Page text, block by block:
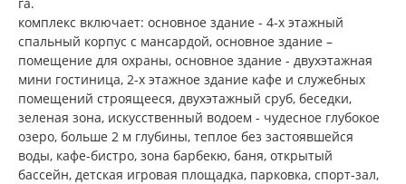
комплекс включает: основное здание - 4-х этажный
спальный корпус с мансардой, основное здание –
помещение для охраны, основное здание - двухэтажная
мини гостиница, 2-х этажное здание кафе и служебных
помещений строящееся, двухэтажный сруб, беседки,
зеленая зона, искусственный водоем - чудесное глубокое
озеро, больше 2 м глубины, теплое без застоявшейся
воды, кафе-бистро, зона барбекю, баня, открытый
бассейн, детская игровая площадка, парковка, спорт-зал,